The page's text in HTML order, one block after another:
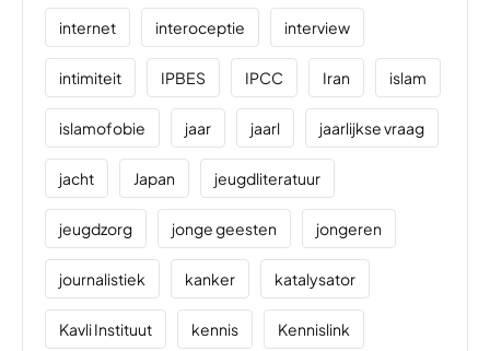
internet interoceptie interview
intimiteit IPBES IPCC Iran islam
islamofobie jaar jaarl jaarlijkse vraag
jacht Japan jeugdliteratuur
jeugdzorg jonge geesten jongeren
journalistiek kanker katalysator
Kavli Instituut kennis Kennislink